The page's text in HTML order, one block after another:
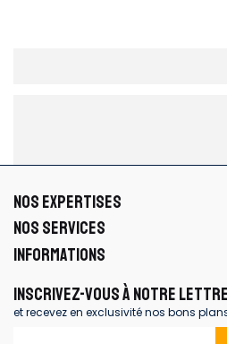
NOS EXPERTISES
NOS SERVICES
INFORMATIONS
INSCRIVEZ-VOUS À NOTRE
et recevez en exclusivité nos bons